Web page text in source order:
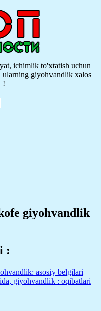
ichimlik to'xtatish uchun
ularning giyohvandlik xalos
!
giyohvandlik
:
asosiy belgilari
giyohvandlik : oqibatlari